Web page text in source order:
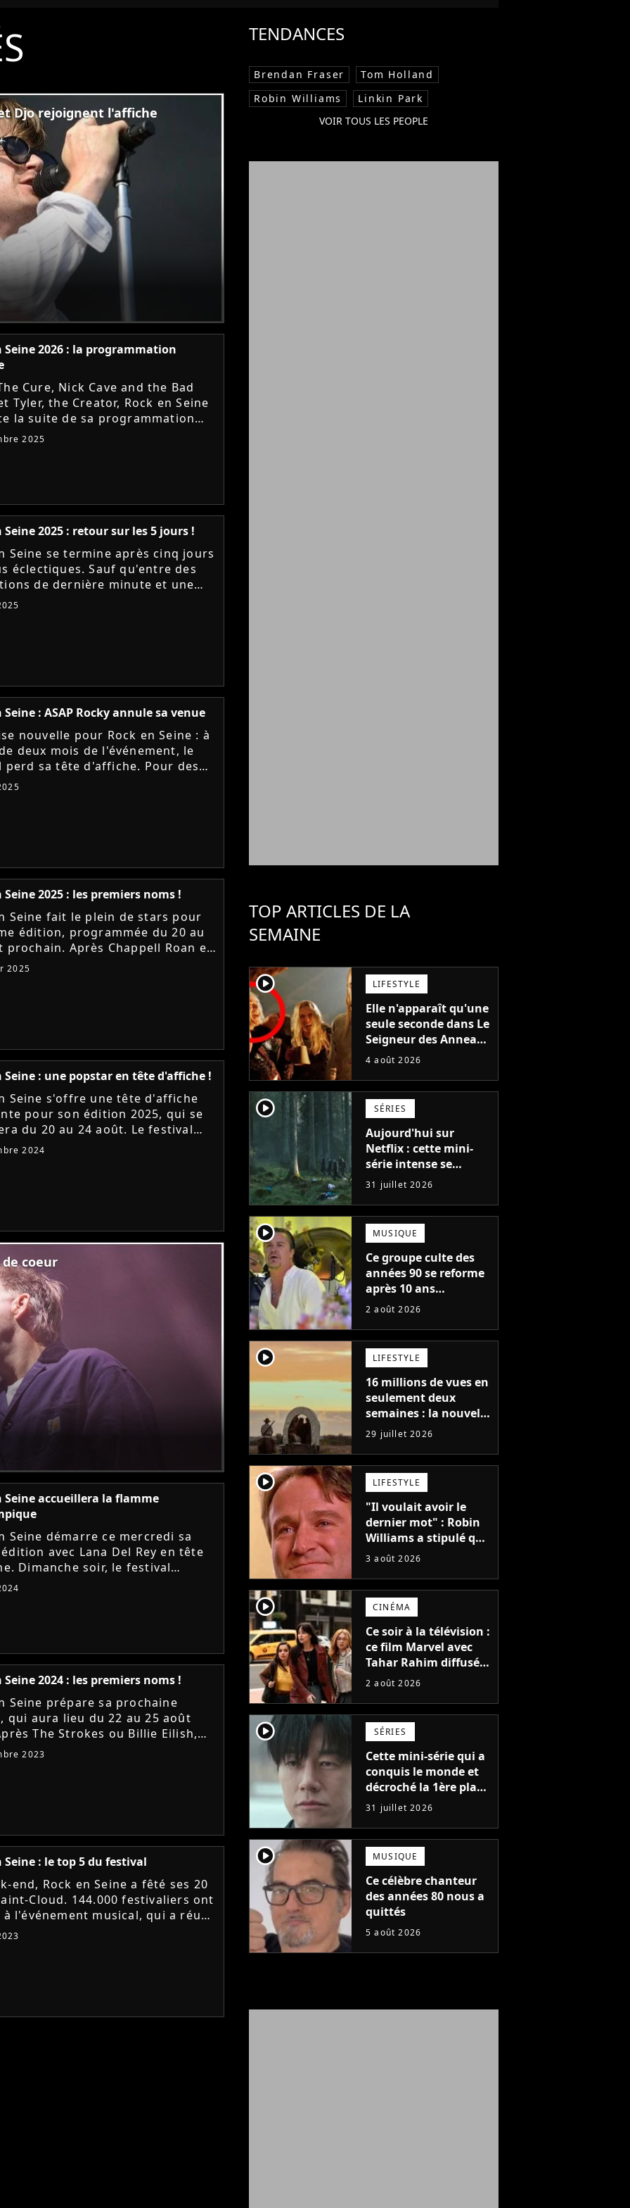
Djo rejoignent l'affiche
Seine 2026 : la programmation
Cure, Nick Cave and the Bad
Tyler, the Creator, Rock en Seine
la suite de sa programmation
avec du très lourd au
2025
Seine 2025 : retour sur les 5 jours !
Seine se termine après cinq jours
éclectiques. Sauf qu'entre des
de dernière minute et une
davantage axée électro,
Seine : ASAP Rocky annule sa venue
nouvelle pour Rock en Seine : à
deux mois de l'événement, le
perd sa tête d'affiche. Pour des
inconnues, le rappeur ASAP Rock
sa venue. Mais...
Seine 2025 : les premiers noms !
Seine fait le plein de stars pour
édition, programmée du 20 au
prochain. Après Chappell Roan et
Grammar, le festival annonce la
2025
Seine : une popstar en tête d'affiche !
Seine s'offre une tête d'affiche
pour son édition 2025, qui se
du 20 au 24 août. Le festival
mettra LA révélation pop
2024
de coeur
Seine accueillera la flamme
Seine démarre ce mercredi sa
avec Lana Del Rey en tête
Dimanche soir, le festival
accueillera la flamme
Seine 2024 : les premiers noms !
Seine prépare sa prochaine
qui aura lieu du 22 au 25 août
The Strokes ou Billie Eilish,
les têtes d'affiches du festival
2023
Seine : le top 5 du festival
end, Rock en Seine a fêté ses 20
Cloud. 144.000 festivaliers ont
à l'événement musical, qui a réuni
Christine and the Queens,
TENDANCES
Brendan Fraser
Tom Holland
Robin Williams
Linkin Park
VOIR TOUS LES PEOPLE
TOP ARTICLES DE LA
SEMAINE
player2 LIFESTYLE
Elle n'apparaît qu'une
seule seconde dans Le
Seigneur des Anneaux
: avez-vous reconnu
cinéma dans la saga ?
4 août 2026
player2 SÉRIES
Aujourd'hui sur
Netflix : cette mini-
série intense se
regarde en une seule
après-midi
31 juillet 2026
player2 MUSIQUE
Ce groupe culte des
années 90 se reforme
après 10 ans
d'absence et annonce
2 août 2026
player2 LIFESTYLE
16 millions de vues en
seulement deux
semaines : la nouvelle
série Netflix idéale
pour les fans de
Yellowstone
29 juillet 2026
player2 LIFESTYLE
"Il voulait avoir le
dernier mot" : Robin
Williams a stipulé que
sa voix ne pourrait
2039, pourtant Disney
possède des
enregistrements
inédits
3 août 2026
player2 CINÉMA
Ce soir à la télévision :
ce film Marvel avec
Tahar Rahim diffusé
pour la toute
France
2 août 2026
player2 SÉRIES
Cette mini-série qui a
conquis le monde et
décroché la 1ère place
sur Netflix dans 45
pays : elle ne compte
que 10 épisodes et
c'est un phénomène
mondial
31 juillet 2026
player2 MUSIQUE
Ce célèbre chanteur
des années 80 nous a
quittés
5 août 2026